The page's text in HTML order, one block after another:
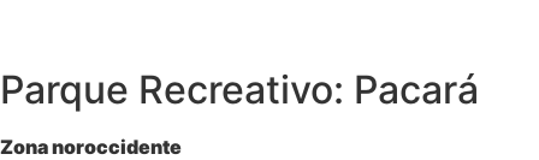
Parque Recreativo: Pacará
Zona noroccidente